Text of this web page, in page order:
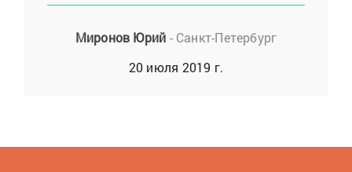
Миронов Юрий - Санкт-Петербург
20 июля 2019 г.